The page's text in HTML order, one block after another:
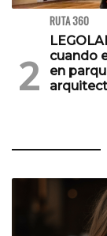
RUTA 360
cuando
en